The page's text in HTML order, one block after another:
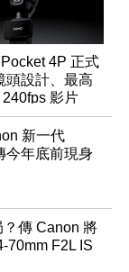
4P 正式
頭設計、最高
影片
新一代
今年底前現身
傳 Canon 將
70mm F2L IS